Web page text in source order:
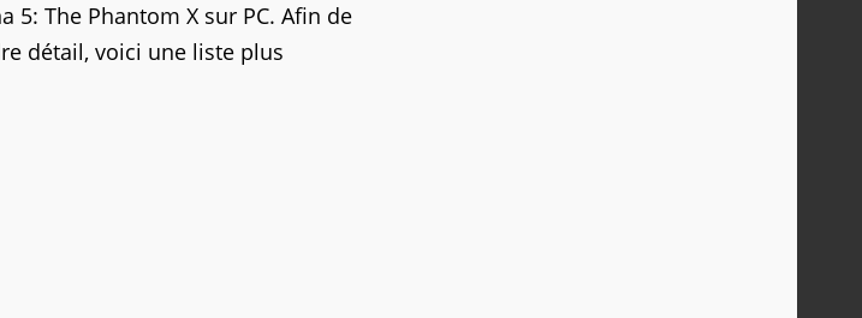
The Phantom X sur PC. Afin de
détail, voici une liste plus